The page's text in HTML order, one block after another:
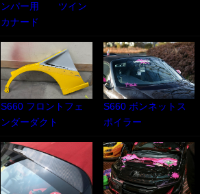
ンパー用 ツイン
カナード
S660 フロントフェ
ンダーダクト
S660 ボンネットス
ポイラー